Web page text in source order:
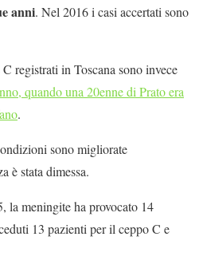
anni. Nel 2016 i casi accertati sono
registrati in Toscana sono invece
quando una 20enne di Prato era
.
sono migliorate
è stata dimessa.
la meningite ha provocato 14
13 pazienti per il ceppo C e